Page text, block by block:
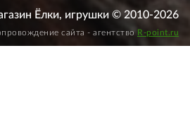
Ёлки, игрушки © 2010-2026
сайта - агентство R-point.ru